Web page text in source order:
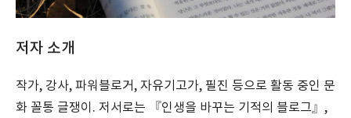
저자 소개
작가, 강사, 파워블로거, 자유기고가, 필진 등으로 활동 중인 문
화 꼴통 글쟁이. 저서로는 『인생을 바꾸는 기적의 블로그』,